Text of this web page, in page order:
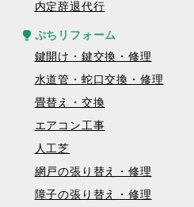
内定辞退代行
ぷちリフォーム
鍵開け・鍵交換・修理
水道管・蛇口交換・修理
畳替え・交換
エアコン工事
人工芝
網戸の張り替え・修理
障子の張り替え・修理